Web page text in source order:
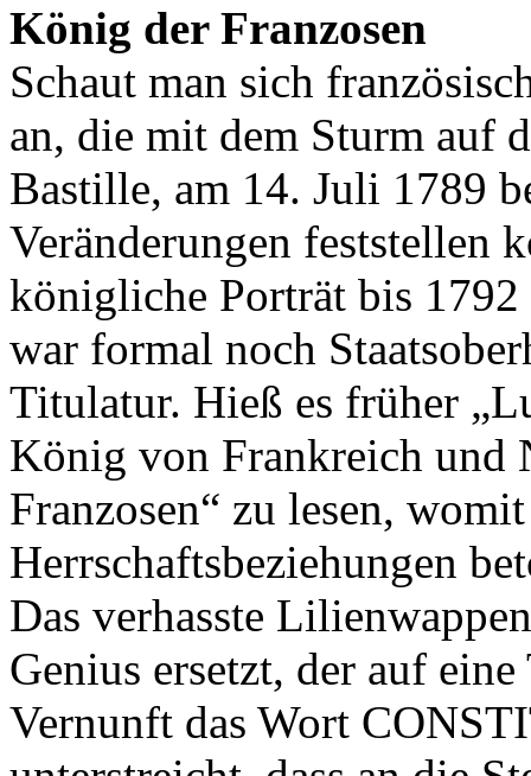
König der Franzosen
Schaut man sich
an, die mit dem Sturm auf
Bastille, am 14. Juli 1789
Veränderungen feststellen
königliche Porträt bis
war formal noch
Titulatur. Hieß es früher
König von Frankreich und
Franzosen“ zu lesen,
Herrschaftsbeziehungen
Das verhasste
Genius ersetzt, der auf
Vernunft das Wort